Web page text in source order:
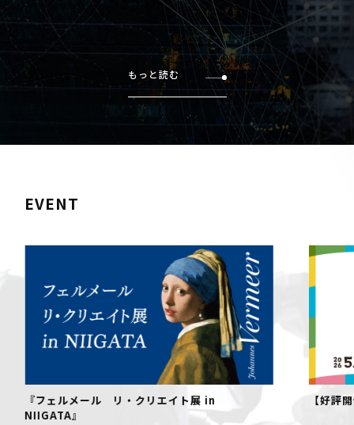
もっと読む
EVENT
『フェルメール リ・クリエイト展 in
NIIGATA』
【好評